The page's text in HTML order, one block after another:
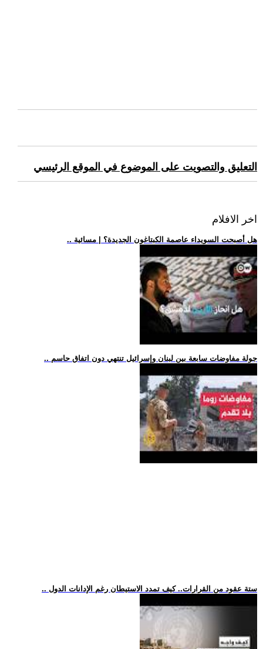
التعليق والتصويت على الموضوع في الموقع الرئيسي
اخر الافلام
.. هل أصبحت السويداء عاصمة الكبتاغون الجديدة؟ | مسائية
.. جولة مفاوضات سابعة بين لبنان وإسرائيل تنتهي دون اتفاق حاسم
.. ستة عقود من القرارات.. كيف تمدد الاستيطان رغم الإدانات الدول